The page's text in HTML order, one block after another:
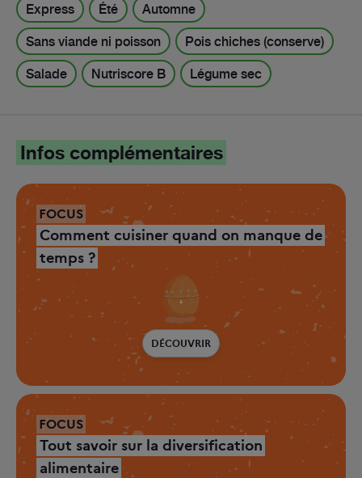
Express Été Automne
Sans viande ni poisson Pois chiches (conserve)
Salade Nutriscore B Légume sec
Infos complémentaires
FOCUS
Comment cuisiner quand on manque de
temps ?
DÉCOUVRIR
FOCUS
Tout savoir sur la diversification
alimentaire